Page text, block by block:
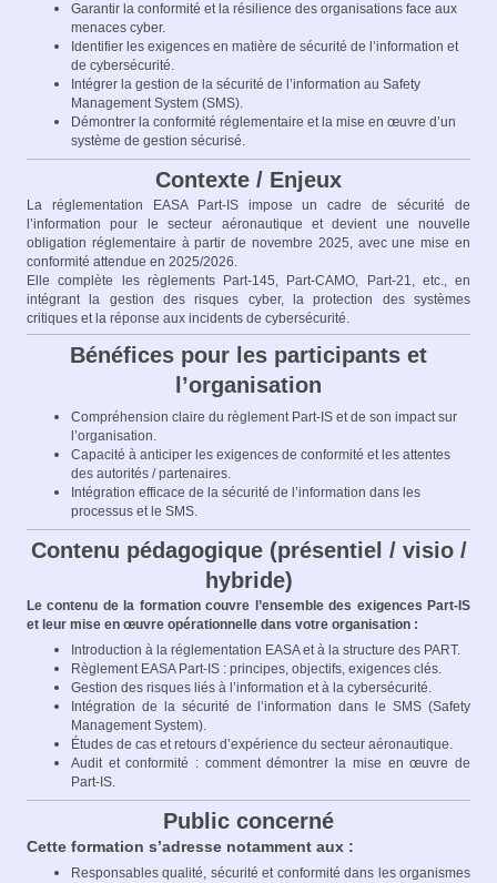
Garantir la conformité et la résilience des organisations face aux
menaces cyber.​
Identifier les exigences en matière de sécurité de l’information et
de cybersécurité.​
Intégrer la gestion de la sécurité de l’information au Safety
Management System (SMS).​
Démontrer la conformité réglementaire et la mise en œuvre d’un
système de gestion sécurisé.​
Contexte / Enjeux
La réglementation EASA Part‑IS impose un cadre de sécurité de
l’information pour le secteur aéronautique et devient une nouvelle
obligation réglementaire à partir de novembre 2025, avec une mise en
conformité attendue en 2025/2026.​
Elle complète les règlements Part‑145, Part‑CAMO, Part‑21, etc., en
intégrant la gestion des risques cyber, la protection des systèmes
critiques et la réponse aux incidents de cybersécurité.
Bénéfices pour les participants et
l’organisation
Compréhension claire du règlement Part‑IS et de son impact sur
l’organisation.​
Capacité à anticiper les exigences de conformité et les attentes
des autorités / partenaires.​
Intégration efficace de la sécurité de l’information dans les
processus et le SMS.
Contenu pédagogique (présentiel / visio /
hybride)
Le contenu de la formation couvre l’ensemble des exigences Part‑IS
et leur mise en œuvre opérationnelle dans votre organisation :
Introduction à la réglementation EASA et à la structure des PART.​
Règlement EASA Part‑IS : principes, objectifs, exigences clés.​
Gestion des risques liés à l’information et à la cybersécurité.​
Intégration de la sécurité de l’information dans le SMS (Safety
Management System).​
Études de cas et retours d’expérience du secteur aéronautique.​
Audit et conformité : comment démontrer la mise en œuvre de
Part‑IS.
Public concerné
Cette formation s’adresse notamment aux :​
Responsables qualité, sécurité et conformité dans les organismes